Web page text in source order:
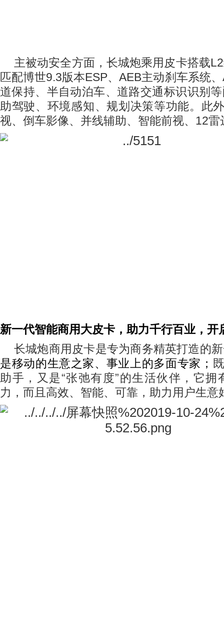
主被动安全方面，长城炮乘用皮卡搭载L2
匹配博世9.3版本ESP、AEB主动刹车系统、
道保持、半自动泊车、道路交通标识识别
助驾驶、环境感知、规划决策等功能。此
视、倒车影像、并线辅助、智能前视、 12雷
新一代智能商用大皮卡，助力千行百业，开
长城炮商用皮卡是专为商务精英打造的
是移动的生意之家、事业上的多面专家；
助手，又是“张弛有度”的生活伙伴，它拥
力，而且高效、智能、可靠，助力用户生意